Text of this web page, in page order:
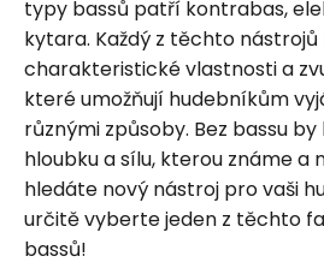
typy bassů patří kontrabas,
kytara. Každý z těchto nástrojů
charakteristické vlastnosti a
které umožňují hudebníkům
různými způsoby. Bez bassu
hloubku a sílu, kterou známe a
hledáte nový nástroj pro vaši
určitě vyberte jeden z těchto
bassů!